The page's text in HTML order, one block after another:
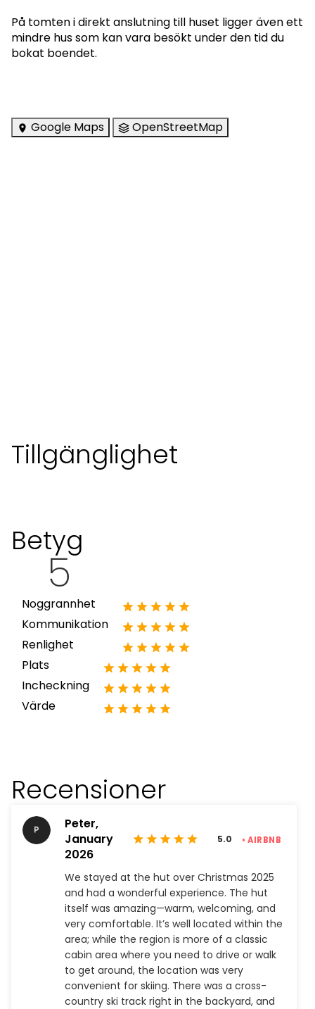
På tomten i direkt anslutning till huset ligger även ett
mindre hus som kan vara besökt under den tid du
bokat boendet.
Google Maps OpenStreetMap
Tillgänglighet
Betyg
5
Noggrannhet
Kommunikation
Renlighet
Plats
Incheckning
Värde
Recensioner
Peter,
January
2026
5.0 • AIRBNB
We stayed at the hut over Christmas 2025
and had a wonderful experience. The hut
itself was amazing—warm, welcoming, and
very comfortable. It’s well located within the
area; while the region is more of a classic
cabin area where you need to drive or walk
to get around, the location was very
convenient for skiing. There was a cross-
country ski track right in the backyard, and